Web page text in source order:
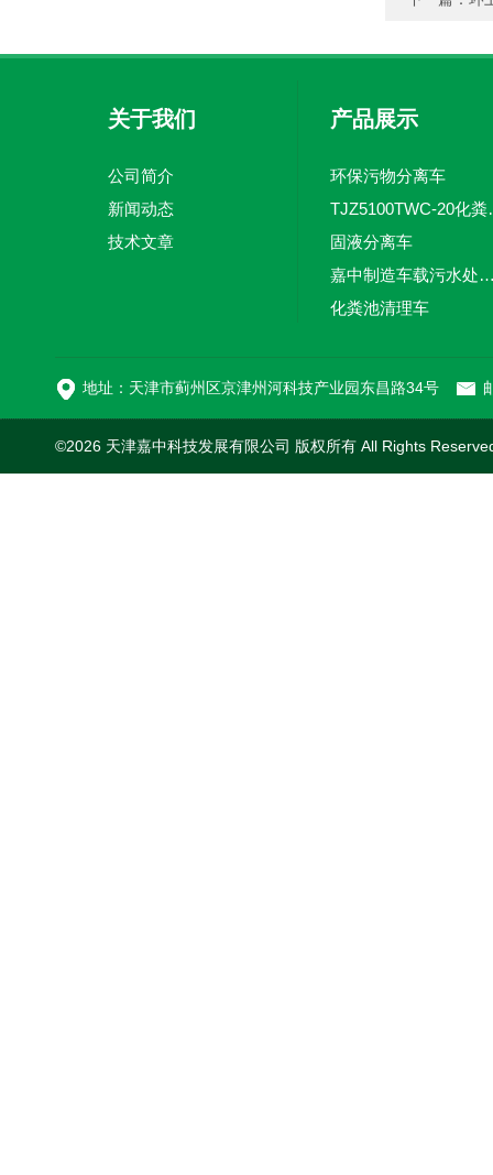
关于我们
公司简介
新闻动态
技术文章
产品展示
环保污物分离车
固液分离车
嘉中制造车载污水处理设备-环
化粪池清理车
地址：天津市蓟州区京津州河科技产业园东昌路34号
©2026 天津嘉中科技发展有限公司 版权所有 All Rights